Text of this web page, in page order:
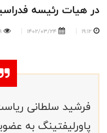
در هیات رئیسه
19:12
1402/03/24
فرشید سلطانی
پاورلیفتینگ به